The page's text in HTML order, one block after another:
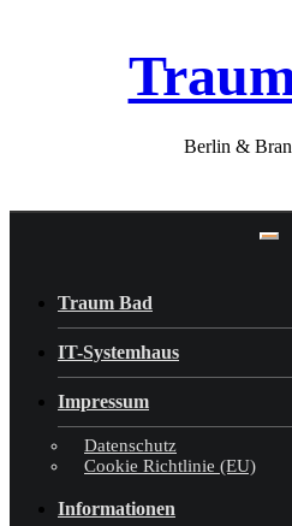
Berlin &
Traum Bad
IT-Systemhaus
Impressum
Datenschutz
Cookie Richtlinie (EU)
Informationen